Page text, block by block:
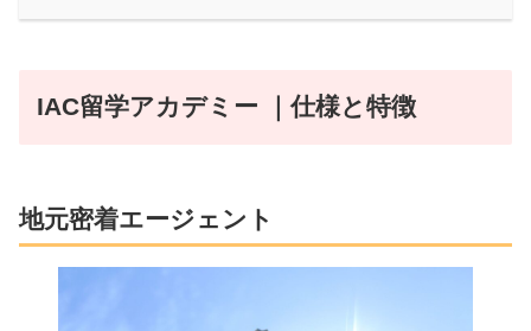
IAC留学アカデミー ｜仕様と特徴
地元密着エージェント